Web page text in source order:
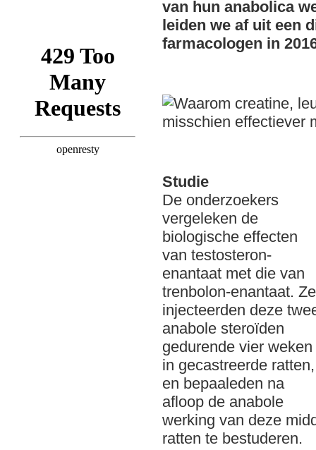
van hun anabolica
leiden we af uit een
farmacologen in
Studie
De onderzoekers
vergeleken de
biologische effecten
van testosteron-
enantaat met die van
trenbolon-enantaat. Ze
injecteerden deze
anabole steroïden
gedurende vier weken
in gecastreerde ratten,
en bepaaleden na
afloop de anabole
werking van deze
ratten te bestuderen.